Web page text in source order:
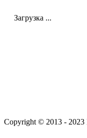
Загрузка ...
Copyright © 2013 -